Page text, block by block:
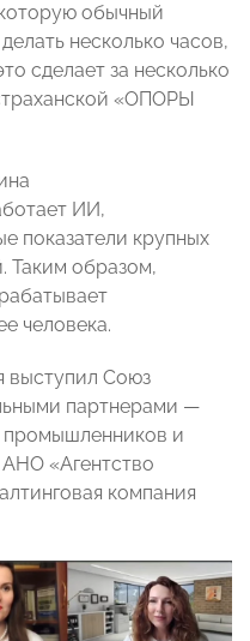
обычный
несколько часов,
сделает за несколько
«ОПОРЫ
ИИ,
показатели крупных
Таким образом,
человека.
выступил Союз
партнерами —
и
«Агентство
компания